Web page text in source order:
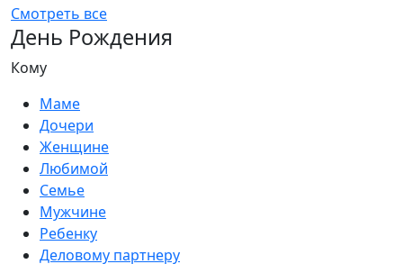
Смотреть все
День Рождения
Кому
Маме
Дочери
Женщине
Любимой
Семье
Мужчине
Ребенку
Деловому партнеру